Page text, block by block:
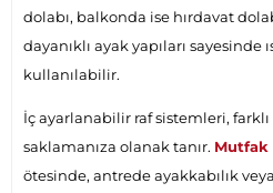
dolabı, balkonda ise hırdavat
dayanıklı ayak yapıları
kullanılabilir.
İç ayarlanabilir raf sistemleri,
saklamanıza olanak tanır. Mutfak
ötesinde, antrede ayakkabılık